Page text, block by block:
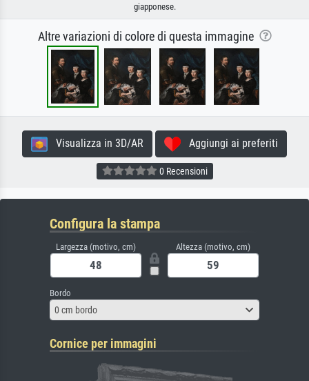
giapponese.
Altre variazioni di colore di questa immagine
Visualizza in 3D/AR Aggiungi ai preferiti
0 Recensioni
Configura la stampa
Largezza (motivo, cm) Altezza (motivo, cm)
Bordo
0 cm bordo
Cornice per immagini